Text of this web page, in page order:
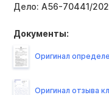
Дело: А56-70441/
Документы:
Оригинал
Оригинал отзыва